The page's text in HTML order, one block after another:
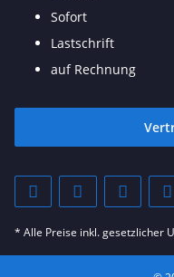
Sofort
Lastschrift
auf Rechnung
* Alle Preise inkl. gesetzlicher